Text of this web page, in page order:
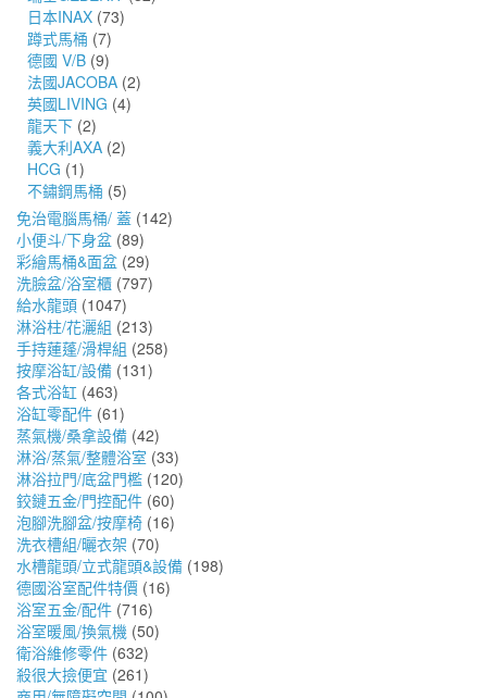
日本INAX (73)
蹲式馬桶 (7)
德國 V/B (9)
法國JACOBA (2)
英國LIVING (4)
龍天下 (2)
義大利AXA (2)
HCG (1)
不鏽鋼馬桶 (5)
免治電腦馬桶/ 蓋 (142)
小便斗/下身盆 (89)
彩繪馬桶&面盆 (29)
洗臉盆/浴室櫃 (797)
給水龍頭 (1047)
淋浴柱/花灑組 (213)
手持蓮蓬/滑桿組 (258)
按摩浴缸/設備 (131)
各式浴缸 (463)
浴缸零配件 (61)
蒸氣機/桑拿設備 (42)
淋浴/蒸氣/整體浴室 (33)
淋浴拉門/底盆門檻 (120)
鉸鏈五金/門控配件 (60)
泡腳洗腳盆/按摩椅 (16)
洗衣槽組/曬衣架 (70)
水槽龍頭/立式龍頭&設備 (198)
德國浴室配件特價 (16)
浴室五金/配件 (716)
浴室暖風/換氣機 (50)
衛浴維修零件 (632)
殺很大撿便宜 (261)